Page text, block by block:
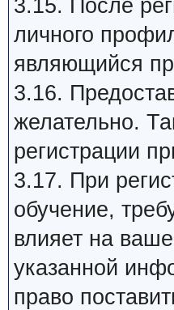
3.15. После
личного
являющийся
3.16.
желательно.
регистрации
3.17. При
обучение,
влияет на
указанной
право